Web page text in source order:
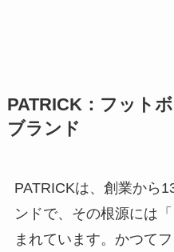
PATRICK：フット
ブランド
PATRICKは、創業から
ンドで、その根源には
まれています。かつて